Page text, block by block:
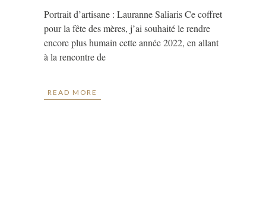
Portrait d’artisane : Lauranne Saliaris Ce coffret
pour la fête des mères, j’ai souhaité le rendre
encore plus humain cette année 2022, en allant
à la rencontre de
READ MORE